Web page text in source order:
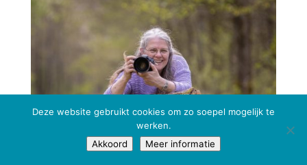
Deze website gebruikt cookies om zo soepel mogelijk te
werken.
Akkoord
Meer informatie